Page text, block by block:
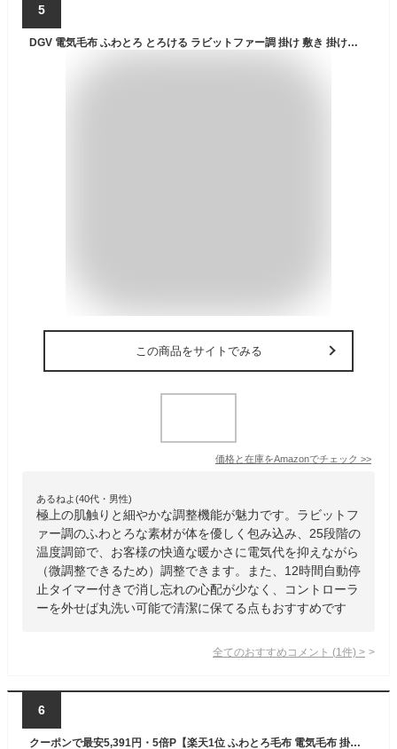
5
DGV 電気毛布 ふわとろ とろける ラビットファー調 掛け 敷き 掛け敷き兼用 25段階温度調節 12時間自動停止タイマー付 洗える 速暖 肩掛け 膝掛け ブランケット 防寒対策 暖房器具 縦ストライプ 130*190cm ダックグレー
この商品をサイトでみる
価格と在庫をAmazonでチェック >>
あるねよ(40代・男性)
極上の肌触りと細やかな調整機能が魅力です。ラビットフ
ァー調のふわとろな素材が体を優しく包み込み、25段階の
温度調節で、お客様の快適な暖かさに電気代を抑えながら
（微調整できるため）調整できます。また、12時間自動停
止タイマー付きで消し忘れの心配が少なく、コントローラ
ーを外せば丸洗い可能で清潔に保てる点もおすすめです
全てのおすすめコメント (1 件) >
6
クーポンで最安5,391円・5倍P【楽天1位 ふわとろ毛布 電気毛布 掛け敷き ブランケット ふわふわ 毛布 ポコポコ 洗える モコモコブランケット 電気ひざ掛け 肩掛け 膝掛け 敷き 電気ブランケット 毛布収納 シングル ダブル 厚手 防寒対策 クリスマス